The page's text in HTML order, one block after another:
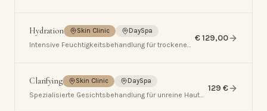
Hydration Skin Clinic DaySpa
Intensive Feuchtigkeitsbehandlung für trockene
€ 129,00
Clarifying Skin Clinic DaySpa
Spezialisierte Gesichtsbehandlung für unreine Haut
129 €